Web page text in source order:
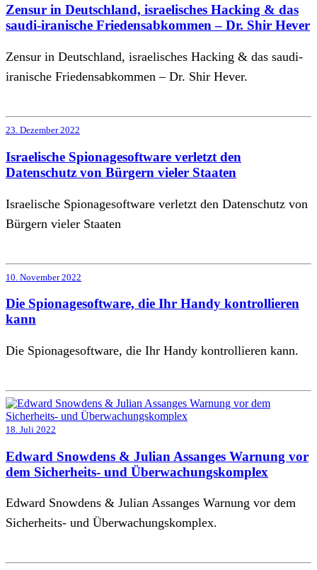
Zensur in Deutschland, israelisches Hacking & das
saudi-iranische Friedensabkommen – Dr. Shir Hever
Zensur in Deutschland, israelisches Hacking & das saudi-
iranische Friedensabkommen – Dr. Shir Hever.
23. Dezember 2022
Israelische Spionagesoftware verletzt den
Datenschutz von Bürgern vieler Staaten
Israelische Spionagesoftware verletzt den Datenschutz von
Bürgern vieler Staaten
10. November 2022
Die Spionagesoftware, die Ihr Handy kontrollieren
kann
Die Spionagesoftware, die Ihr Handy kontrollieren kann.
18. Juli 2022
Edward Snowdens & Julian Assanges Warnung vor
dem Sicherheits- und Überwachungskomplex
Edward Snowdens & Julian Assanges Warnung vor dem
Sicherheits- und Überwachungskomplex.